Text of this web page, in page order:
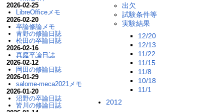
出欠
試験条件等
実験結果
12/20
12/13
11/22
11/15
11/8
10/18
11/1
2012
2026-02-25
LibreOfficeメモ
2026-02-20
卒論修論メモ
青野の修論日誌
松田の卒論日誌
2026-02-16
真庭卒論日誌
2026-02-12
岡田の修論日誌
2026-01-29
salome-meca2021メモ
2026-01-20
沼野の卒論日誌
皆川の修論日誌